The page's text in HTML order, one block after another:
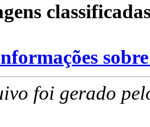
foi gerado